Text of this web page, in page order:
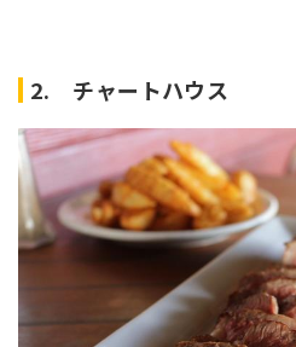
2. チャートハウス